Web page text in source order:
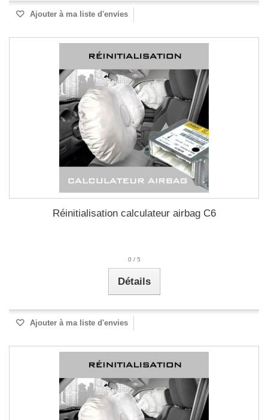
Ajouter à ma liste d'envies
Réinitialisation calculateur airbag C6
0 / 5
Détails
Ajouter à ma liste d'envies